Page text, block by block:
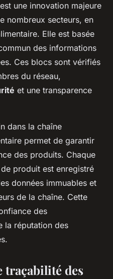
une innovation majeure
nombreux secteurs, en
Elle est basée
des informations
Ces blocs sont vérifiés
du réseau,
et une transparence
dans la chaîne
permet de garantir
des produits. Chaque
produit est enregistré
données immuables et
de la chaîne. Cette
des
la réputation des
traçabilité des